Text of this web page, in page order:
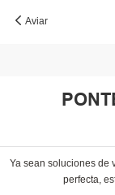
Aviar
Ya sean soluciones de
perfecta,